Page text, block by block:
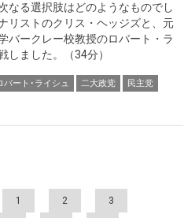
なる選択肢はどのようなものでし
リストのクリス・ヘッジズと、元
バークレー校教授のロバート・ラ
しました。（34分）
バート･ライシュ 二大政党 民主党
1 2 3